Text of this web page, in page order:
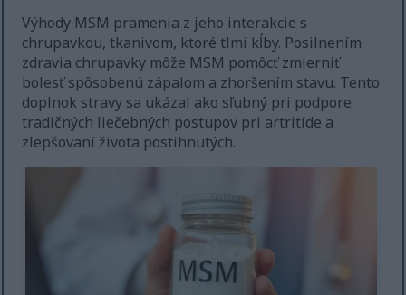
Výhody MSM pramenia z jeho interakcie s
chrupavkou, tkanivom, ktoré tlmí kĺby. Posilnením
zdravia chrupavky môže MSM pomôcť zmierniť
bolesť spôsobenú zápalom a zhoršením stavu. Tento
doplnok stravy sa ukázal ako sľubný pri podpore
tradičných liečebných postupov pri artritíde a
zlepšovaní života postihnutých.